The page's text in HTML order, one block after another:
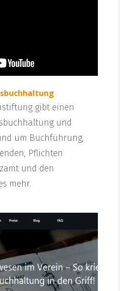
gibt einen
und
um Buchführung,
Pflichten
und den
mehr.